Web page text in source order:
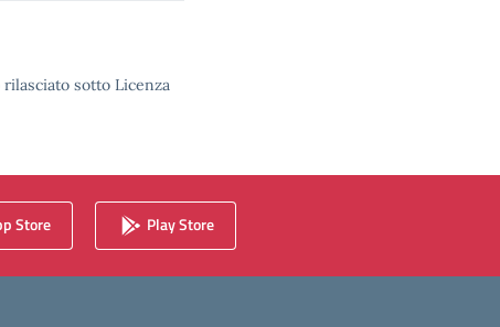
sotto Licenza
Store Play Store